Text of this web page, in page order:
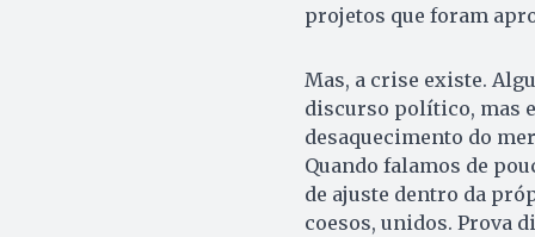
projetos que foram
Mas, a crise existe.
discurso político, mas
desaquecimento do
Quando falamos de
de ajuste dentro da
coesos, unidos. Prova